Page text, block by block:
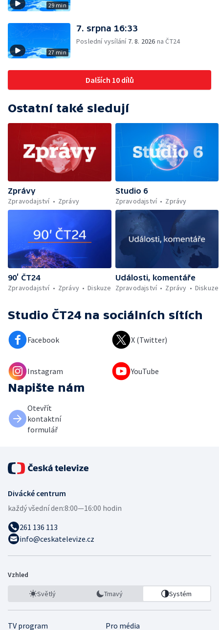
29 min
27 min
7. srpna 16:33
Poslední vysílání 7. 8. 2026 na ČT24
Dalších 10 dílů
Ostatní také sledují
Zprávy
Zpravodajství
Zprávy
Studio 6
Zpravodajství
Zprávy
90’ ČT24
Zpravodajství
Zprávy Diskuze
Události, komentáře
Zpravodajství
Zprávy Diskuze
Studio ČT24 na sociálních sítích
Facebook X (Twitter)
Instagram YouTube
Napište nám
Otevřít
kontaktní
formulář
Divácké centrum
každý všední den:8:00—16:00 hodin
261 136 113
info@ceskatelevize.cz
Vzhled
Světlý Tmavý Systém
TV program Pro média